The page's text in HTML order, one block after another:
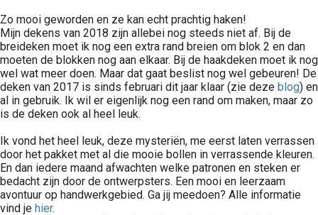
Zo mooi geworden en ze kan echt prachtig haken!
Mijn dekens van 2018 zijn allebei nog steeds niet af. Bij de
breideken moet ik nog een extra rand breien om blok 2 en dan
moeten de blokken nog aan elkaar. Bij de haakdeken moet ik nog
wel wat meer doen. Maar dat gaat beslist nog wel gebeuren! De
deken van 2017 is sinds februari dit jaar klaar (zie deze blog) en
al in gebruik. Ik wil er eigenlijk nog een rand om maken, maar zo
is de deken ook al heel leuk.
Ik vond het heel leuk, deze mysteriën, me eerst laten verrassen
door het pakket met al die mooie bollen in verrassende kleuren.
En dan iedere maand afwachten welke patronen en steken er
bedacht zijn door de ontwerpsters. Een mooi en leerzaam
avontuur op handwerkgebied. Ga jij meedoen? Alle informatie
vind je hier.